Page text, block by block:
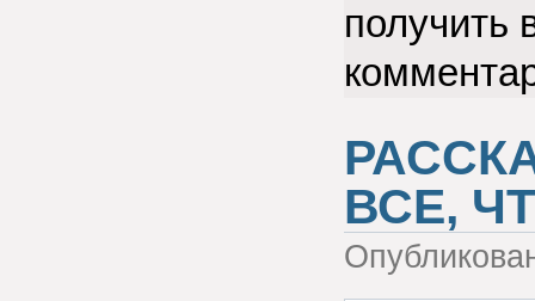
получить
ВСЕ,